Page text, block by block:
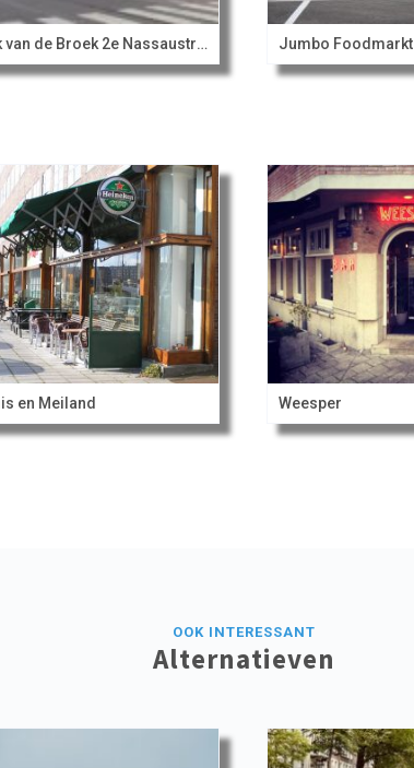
Dirk van de Broek 2e Nassaustraat Jumbo Foodmarkt
en Meiland Weesper
OOK INTERESSANT
Alternatieven